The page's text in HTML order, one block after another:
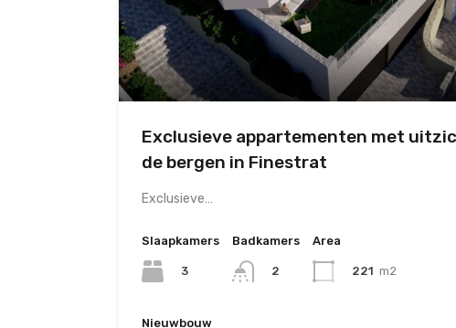
Exclusieve appartementen met
de bergen in Finestrat
Exclusieve…
Slaapkamers
3
Badkamers
2
Area
221 m2
Nieuwbouw